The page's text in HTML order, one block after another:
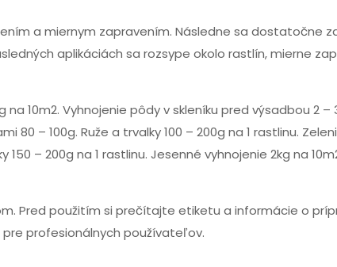
a miernym zapravením. Následne sa dostatočne
aplikáciách sa rozsype okolo rastlín, mierne
10m2. Vyhnojenie pôdy v skleníku pred výsadbou 2 –
80 – 100g. Ruže a trvalky 100 – 200g na 1 rastlinu.
150 – 200g na 1 rastlinu. Jesenné vyhnojenie 2kg na
Pred použitím si prečítajte etiketu a informácie o
profesionálnych používateľov.